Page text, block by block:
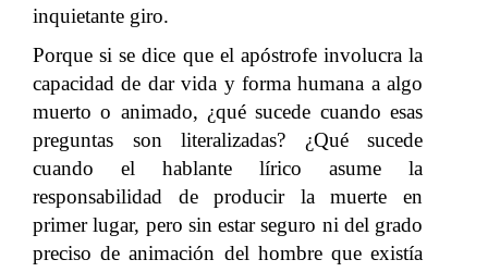
inquietante giro.
Porque si se dice que el apóstrofe involucra la
capacidad de dar vida y forma humana a algo
muerto o animado, ¿qué sucede cuando esas
preguntas son literalizadas? ¿Qué sucede
cuando el hablante lírico asume la
responsabilidad de producir la muerte en
primer lugar, pero sin estar seguro ni del grado
preciso de animación del hombre que existía